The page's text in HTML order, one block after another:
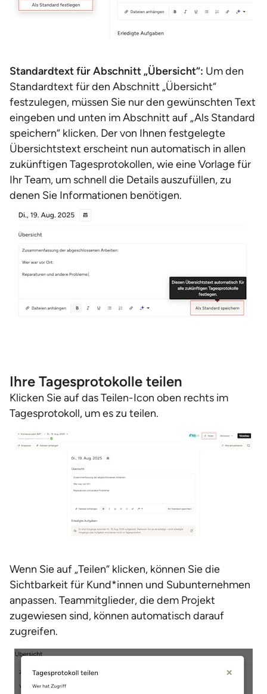
Standardtext für Abschnitt „Übersicht“: Um den
Standardtext für den Abschnitt „Übersicht“
festzulegen, müssen Sie nur den gewünschten Text
eingeben und unten im Abschnitt auf „Als Standard
speichern“ klicken. Der von Ihnen festgelegte
Übersichtstext erscheint nun automatisch in allen
zukünftigen Tagesprotokollen, wie eine Vorlage für
Ihr Team, um schnell die Details auszufüllen, zu
denen Sie Informationen benötigen.
Ihre Tagesprotokolle teilen
Klicken Sie auf das Teilen-Icon oben rechts im
Tagesprotokoll, um es zu teilen.
Wenn Sie auf „Teilen“ klicken, können Sie die
Sichtbarkeit für Kund*innen und Subunternehmen
anpassen. Teammitglieder, die dem Projekt
zugewiesen sind, können automatisch darauf
zugreifen.